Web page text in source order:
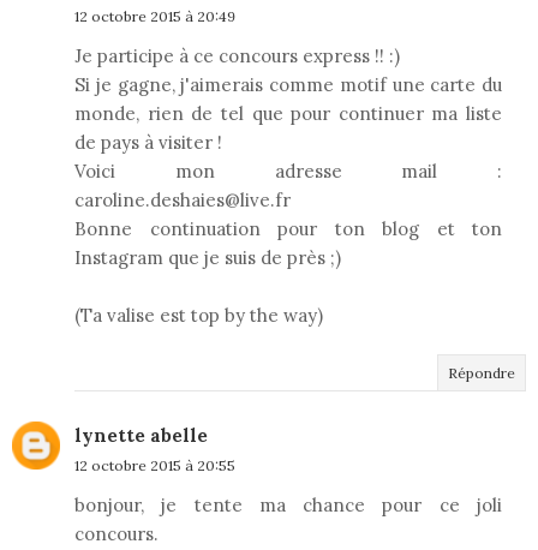
12 octobre 2015 à 20:49
Je participe à ce concours express !! :)
Si je gagne, j'aimerais comme motif une carte du
monde, rien de tel que pour continuer ma liste
de pays à visiter !
Voici mon adresse mail :
caroline.deshaies@live.fr
Bonne continuation pour ton blog et ton
Instagram que je suis de près ;)
(Ta valise est top by the way)
Répondre
lynette abelle
12 octobre 2015 à 20:55
bonjour, je tente ma chance pour ce joli
concours.